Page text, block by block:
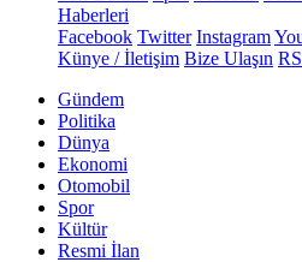
Haberleri
Facebook Twitter Instagram
Künye / İletişim Bize Ulaşın
Gündem
Politika
Dünya
Ekonomi
Otomobil
Spor
Kültür
Resmi İlan